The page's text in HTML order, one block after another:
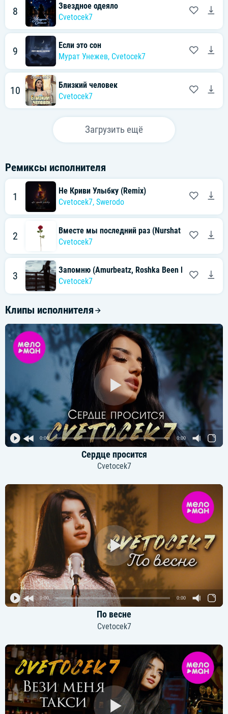
8
Звездное одеяло
Cvetocek7
9
Если это сон
Мурат Унежев, Cvetocek7
10
Близкий человек
Cvetocek7
Загрузить ещё
Ремиксы исполнителя
1
Не Криви Улыбку (Remix)
Cvetocek7, Swerodo
2
Вместе мы последний раз (Nurshat Asymov
Cvetocek7
3
Запомню (Amurbeatz, Roshka Been Remix)
Cvetocek7
Клипы исполнителя
0:00 0:00
Сердце просится
Cvetocek7
0:00 0:00
По весне
Cvetocek7